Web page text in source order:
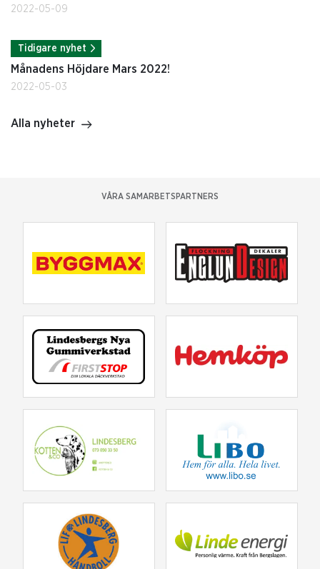
2022-05-09
Tidigare nyhet
Månadens Höjdare Mars 2022!
2022-05-03
Alla nyheter
VÅRA SAMARBETSPARTNERS